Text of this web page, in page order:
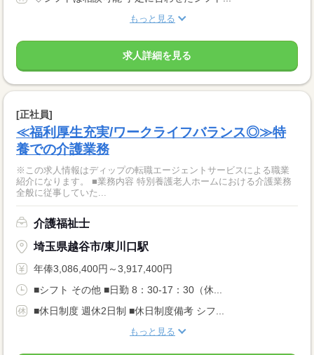
もっと見る
求人詳細を見る
[正社員]
≪福利厚生充実/ワークライフバランス◎≫特
養での介護業務
※この求人情報はディップの転職エージェントサービスによる職業
紹介になります。 ■業務内容 特別養護老人ホームにおける介護業務
全般に従事していた...
介護福祉士
埼玉県越谷市/東川口駅
年俸3,086,400円～3,917,400円
■シフト その他 ■日勤 8：30-17：30（休...
■休日制度 週休2日制 ■休日制度備考 シフ...
もっと見る